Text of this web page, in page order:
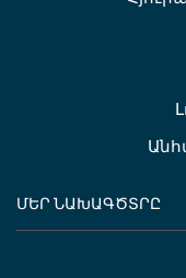
ՄԵՐ ՆԱԽԱԳԾՏՐԸ